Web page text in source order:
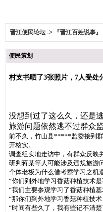
晋江便民论坛 -> 『晋江百姓说事』
便民策划
村支书晒了3张照片，7人受处
没想到过了这么久，还是
旅游问题依然逃不过群众
前不久，竹山县*****监委接到
开核实。
调查组实地走访中，有群众反映
研判蒋某等人可能涉及违规旅游
个体老板为什么借考察学习之机
“你们到外地学习香菇种植技术
“我们主要参观学习了香菇种植基
“那你们到外地学习香菇种植技
“时间有些久了，我有些记不清